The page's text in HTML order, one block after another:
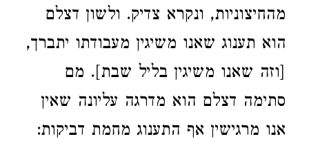
מהחיצוניות, ונקרא צדיק. ולשון דצלם
הוא תענוג שאנו משיגין מעבודתו יתברך,
[וזה שאנו משיגין בליל שבת]. מם
סתימה דצלם הוא מדרגה עליונה שאין
אנו מרגישין אף התענוג מחמת דביקות: